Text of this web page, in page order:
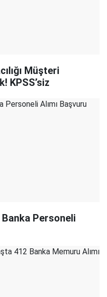
Müşteri
KPSS’siz
Personeli